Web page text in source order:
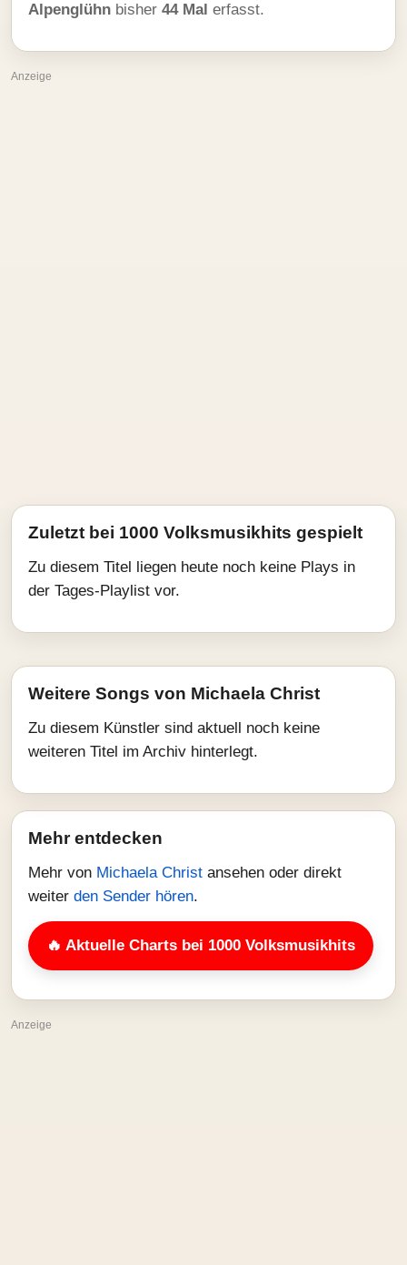
Alpenglühn bisher 44 Mal erfasst.
Anzeige
Zuletzt bei 1000 Volksmusikhits gespielt
Zu diesem Titel liegen heute noch keine Plays in
der Tages-Playlist vor.
Weitere Songs von Michaela Christ
Zu diesem Künstler sind aktuell noch keine
weiteren Titel im Archiv hinterlegt.
Mehr entdecken
Mehr von Michaela Christ ansehen oder direkt
weiter den Sender hören.
🔥 Aktuelle Charts bei 1000 Volksmusikhits
Anzeige